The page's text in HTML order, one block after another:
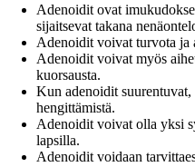
Adenoidit ovat
sijaitsevat takana
Adenoidit voivat turvota ja
Adenoidit voivat myös
kuorsausta.
Kun adenoidit suurentuvat,
hengittämistä.
Adenoidit voivat olla yksi
lapsilla.
Adenoidit voidaan